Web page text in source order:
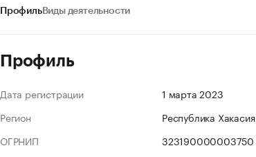
ПрофильВиды деятельности
Профиль
Дата регистрации
1 марта 2023
Регион
Республика Хакасия
ОГРНИП
323190000003750